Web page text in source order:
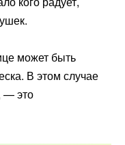
может быть
В этом случае
— это